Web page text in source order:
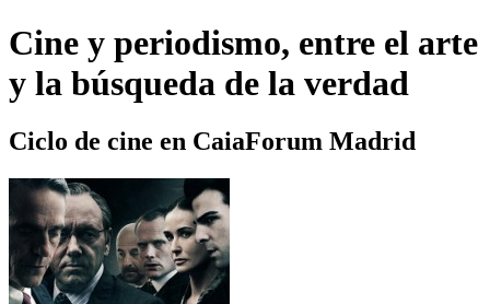
Cine y periodismo, entre el arte
y la búsqueda de la verdad
Ciclo de cine en CaiaForum Madrid